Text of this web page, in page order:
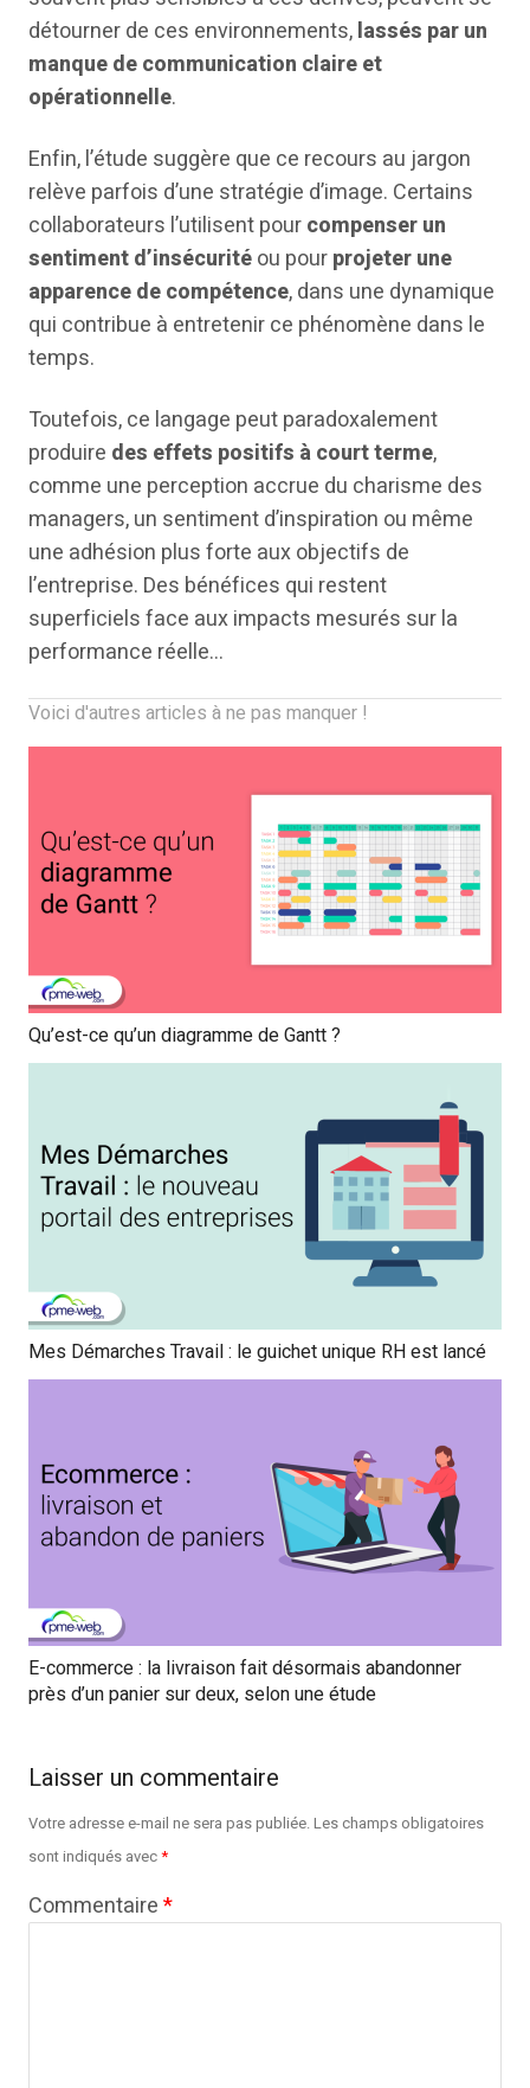
détourner de ces environnements,lassés par un
manque de communication claire et
opérationnelle.
Enfin, l’étude suggère que ce recours au jargon
relève parfois d’une stratégie d’image. Certains
collaborateurs l’utilisent pourcompenser un
sentiment d’insécuritéou pourprojeter une
apparence de compétence, dans une dynamique
qui contribue à entretenir ce phénomène dans le
temps.
Toutefois, ce langage peut paradoxalement
produire des effets positifs à court terme,
comme une perception accrue du charisme des
managers, un sentiment d’inspiration ou même
une adhésion plus forte aux objectifs de
l’entreprise. Des bénéfices qui restent
superficiels face aux impacts mesurés sur la
performance réelle…
Voici d'autres articles à ne pas manquer !
Qu’est-ce qu’un diagramme de Gantt ?
Mes Démarches Travail : le guichet unique RH est lancé
E-commerce : la livraison fait désormais abandonner
près d’un panier sur deux, selon une étude
Laisser un commentaire
Votre adresse e-mail ne sera pas publiée.Les champs obligatoires
sont indiqués avec*
Commentaire*